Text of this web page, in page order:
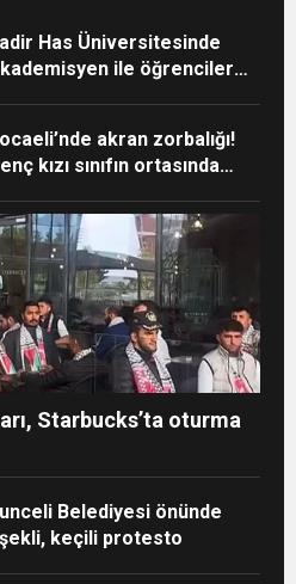
Has Üniversitesinde
ile öğrenciler
akran zorbalığı!
kızı sınıfın ortasında
Starbucks’ta oturma
Belediyesi önünde
keçili protesto